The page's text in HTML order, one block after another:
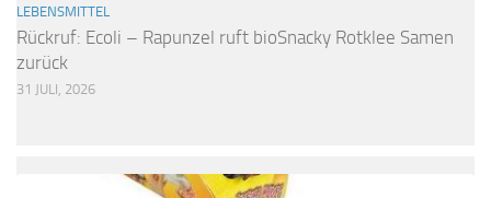
LEBENSMITTEL
Rückruf: Ecoli – Rapunzel ruft bioSnacky Rotklee Samen
zurück
31 JULI, 2026